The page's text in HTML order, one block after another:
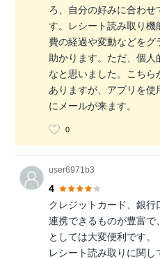
ろ、自分の好みに合わ
す。レシート読み取り機
費の経過や変動などを
助かります。ただ、個
なと思いました。こち
ありますが、アプリを使
にメールが来ます。
0
user6971b3
4
クレジットカード、銀
連携できるものが豊富
としては大変便利です。
レシート読み取りに関